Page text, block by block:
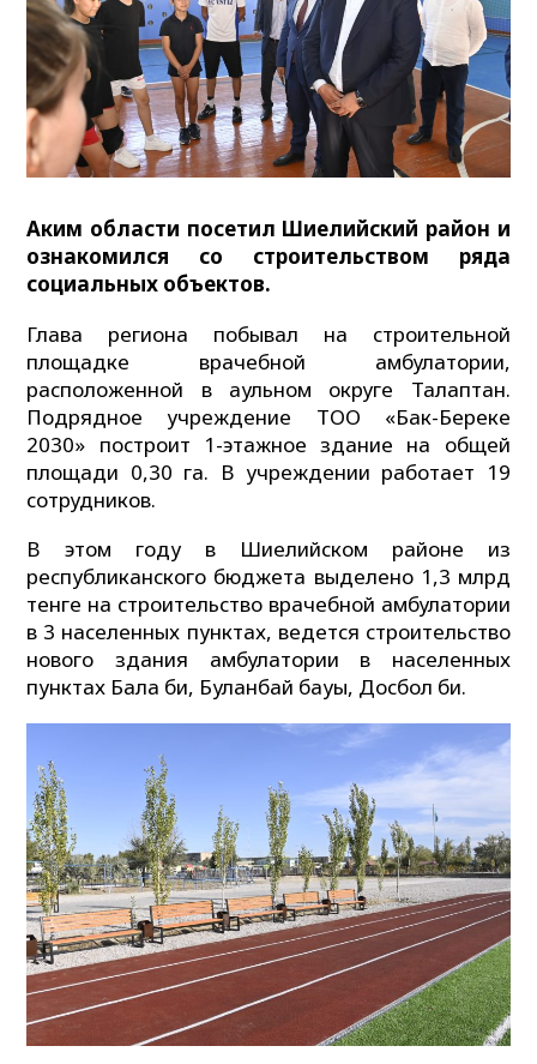
Аким области посетил Шиелийский район и
ознакомился со строительством ряда
социальных объектов.
Глава региона побывал на строительной
площадке врачебной амбулатории,
расположенной в аульном округе Талаптан.
Подрядное учреждение ТОО «Бак-Береке
2030» построит 1-этажное здание на общей
площади 0,30 га. В учреждении работает 19
сотрудников.
В этом году в Шиелийском районе из
республиканского бюджета выделено 1,3 млрд
тенге на строительство врачебной амбулатории
в 3 населенных пунктах, ведется строительство
нового здания амбулатории в населенных
пунктах Бала би, Буланбай бауы, Досбол би.